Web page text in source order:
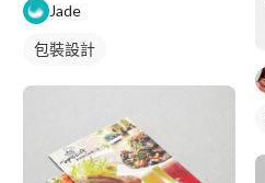
Jade
包裝設計